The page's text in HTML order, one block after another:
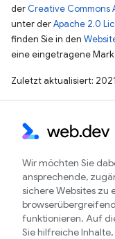
der Creative Commons
unter derApache 2.0
finden Sie in den
eine eingetragene
Zuletzt aktualisiert:
Wir möchten Sie
ansprechende,
sichere Websites zu
funktionieren. Auf
Sie hilfreiche